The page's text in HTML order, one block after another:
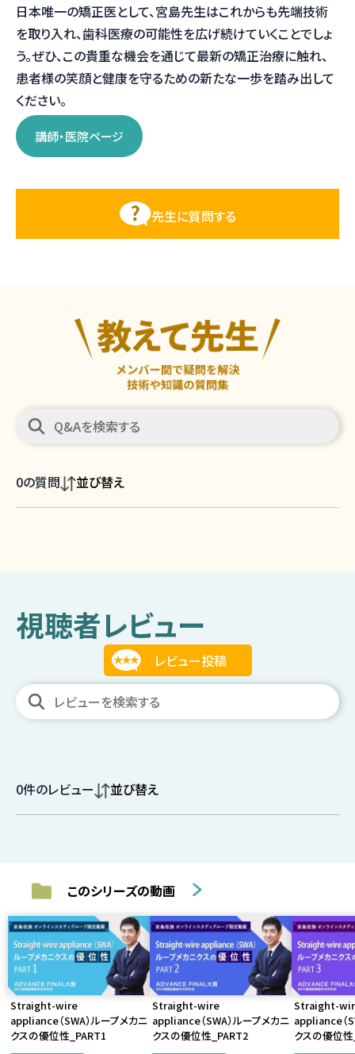
日本唯一の矯正医として、宮島先生はこれからも先端技術
を取り入れ、歯科医療の可能性を広げ続けていくことでしょ
う。ぜひ、この貴重な機会を通じて最新の矯正治療に触れ、
患者様の笑顔と健康を守るための新たな一歩を踏み出して
ください。
講師・医院ページ
先生に質問する
0の質問 並び替え
視聴者レビュー
0件のレビュー 並び替え
このシリーズの動画
Straight-wire
appliance（SWA）ループメカニ
クスの優位性_PART1
Straight-wire
appliance（SWA）ループメカニ
クスの優位性_PART2
Straight-
appliance（
クスの優位